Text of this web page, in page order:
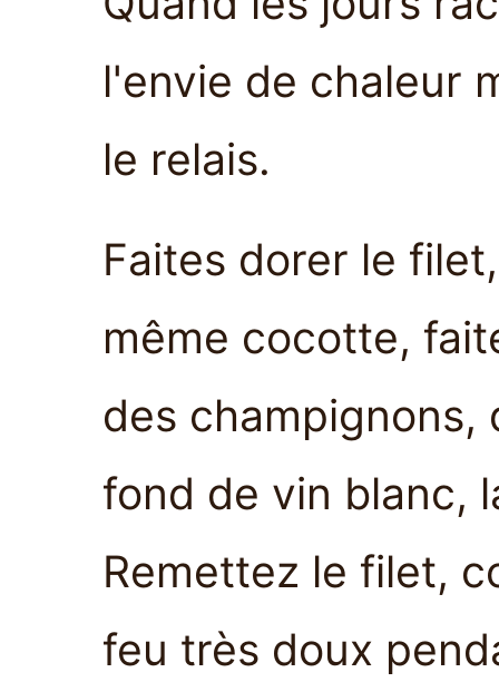
l'envie de chaleur
le relais.
Faites dorer le
même cocotte,
des champignons,
fond de vin blanc,
Remettez le filet,
feu très doux